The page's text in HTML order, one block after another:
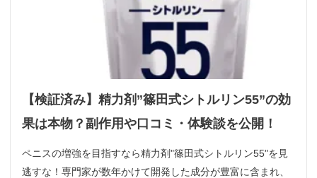
【検証済み】精力剤”篠田式シトルリン55”の効
果は本物？副作用や口コミ・体験談を公開！
ペニスの増強を目指すなら精力剤"篠田式シトルリン55"を見
逃すな！専門家が数年かけて開発した成分が豊富に含まれ、